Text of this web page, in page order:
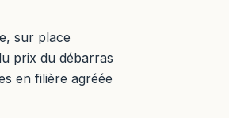
sur place
prix du débarras
en filière agréée